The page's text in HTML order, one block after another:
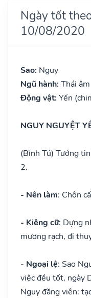
Ngày tốt
10/08/2020
Sao: Nguy
Ngũ hành: Thái âm
Động vật: Yến
NGUY NGUYỆT
(Bình Tú) Tướng
2.
- Nên làm: Chôn
- Kiêng cữ: Dựng
mương rạch, đi
- Ngoại lệ: Sao
việc đều tốt, ngày
Nguy đăng viên: